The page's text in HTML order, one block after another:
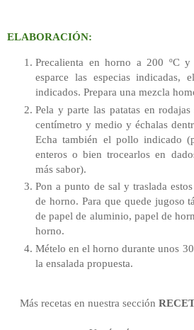
ELABORACIÓN:
Precalienta en horno a 200 ºC y
esparce las especias indicadas,
indicados. Prepara una mezcla
Pela y parte las patatas en
centímetro y medio y échalas
Echa también el pollo indicado
enteros o bien trocearlos en
más sabor).
Pon a punto de sal y traslada
de horno. Para que quede jugoso
de papel de aluminio, papel de
horno.
Mételo en el horno durante unos
la ensalada propuesta.
Más recetas en nuestra sección